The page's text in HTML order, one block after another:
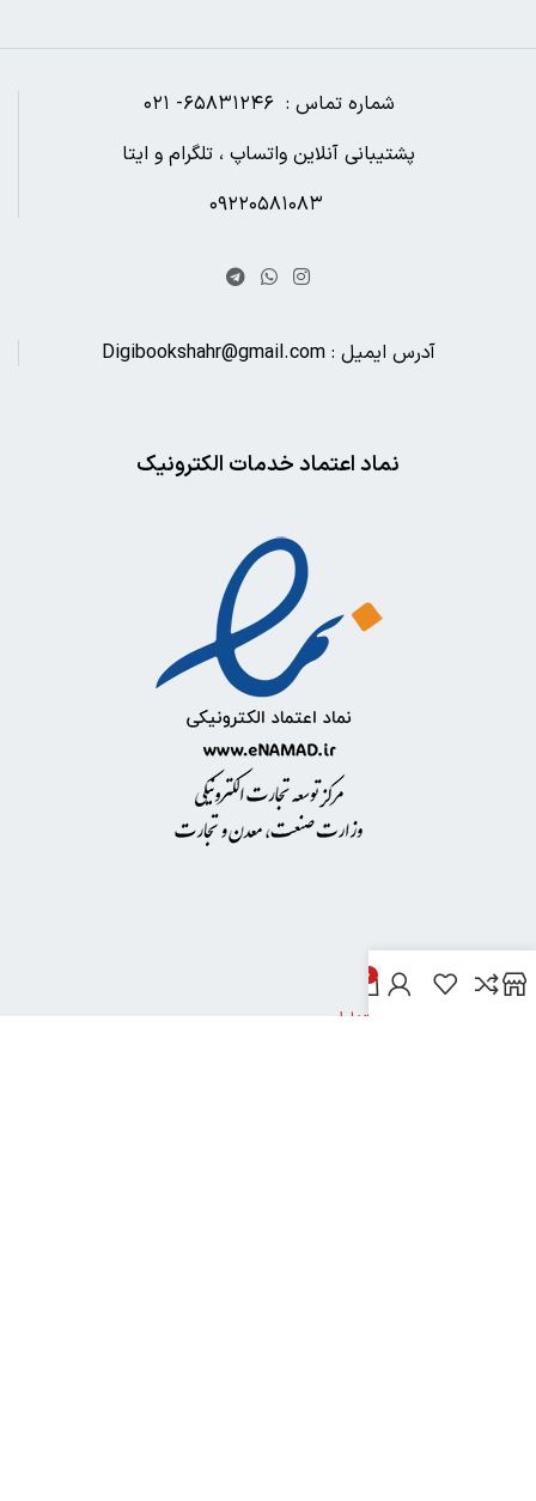
شماره تماس : ۶۵۸۳۱۲۴۶- ۰۲۱
پشتیبانی آنلاین واتساپ ، تلگرام و ایتا
آدرس ایمیل : Digibookshahr@gmail.com
نماد اعتماد خدمات الکترونیک
خدمات مشتریان
پاسخ به پرسش‌های متداول
0